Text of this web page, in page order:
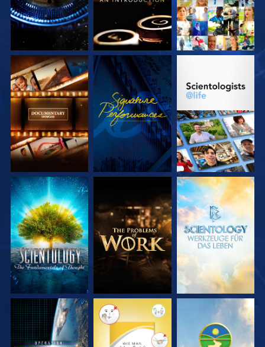
SERIE
ENTDECKEN
ANSEHEN
SERIE
SERIE
ENTDECKEN
SERIE
ENTDECKEN
SERIE
ENTDECKEN
ANSEHEN ANSEHEN ANSEHEN